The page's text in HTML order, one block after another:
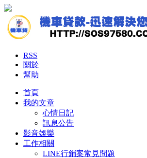
RSS
關於
幫助
首頁
我的文章
心情日記
訊息公告
影音娛樂
工作相關
LINE行銷案常見問題